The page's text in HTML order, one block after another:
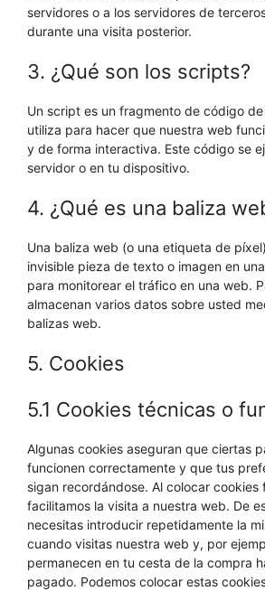
servidores o a los servidores de
durante una visita posterior.
3. ¿Qué son los scripts?
Un script es un fragmento de código
utiliza para hacer que nuestra web
y de forma interactiva. Este código se
servidor o en tu dispositivo.
4. ¿Qué es una baliza
Una baliza web (o una etiqueta de
invisible pieza de texto o imagen en
para monitorear el tráfico en una web.
almacenan varios datos sobre usted
balizas web.
5. Cookies
5.1 Cookies técnicas o
Algunas cookies aseguran que ciertas
funcionen correctamente y que tus
sigan recordándose. Al colocar cookies
facilitamos la visita a nuestra web. De
necesitas introducir repetidamente la
cuando visitas nuestra web y, por
permanecen en tu cesta de la compra
pagado. Podemos colocar estas